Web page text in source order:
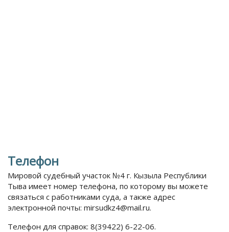
Телефон
Мировой судебный участок №4 г. Кызыла Республики
Тыва имеет номер телефона, по которому вы можете
связаться с работниками суда, а также адрес
электронной почты: mirsudkz4@mail.ru.
Телефон для справок: 8(39422) 6-22-06.